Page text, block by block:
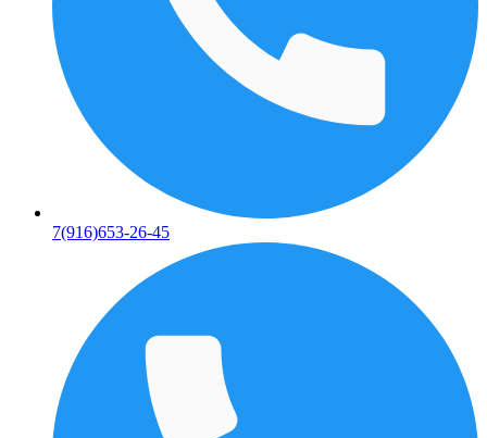
7(916)653-26-45